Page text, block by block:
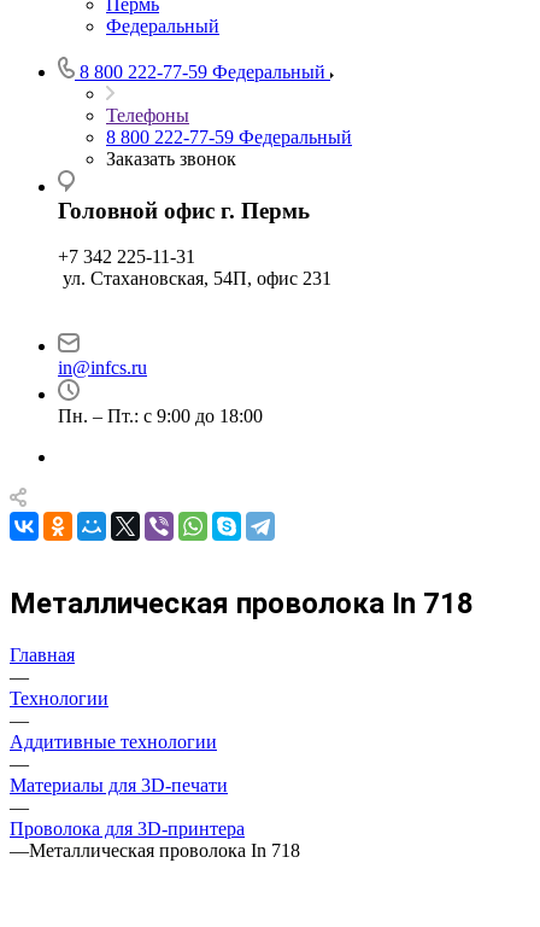
Пермь
Федеральный
8 800 222-77-59 Федеральный
Телефоны
8 800 222-77-59 Федеральный
Заказать звонок
Головной офис г. Пермь
+7 342 225-11-31
ул. Стахановская, 54П, офис 231
in@infcs.ru
Пн. – Пт.: с 9:00 до 18:00
Металлическая проволока In 718
Главная
—
Технологии
—
Аддитивные технологии
—
Материалы для 3D-печати
—
Проволока для 3D-принтера
—Металлическая проволока In 718